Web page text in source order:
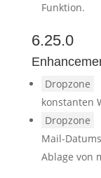
Funktion.
6.25.0
Dropzone
konstanten
Dropzone
Mail-
Ablage von